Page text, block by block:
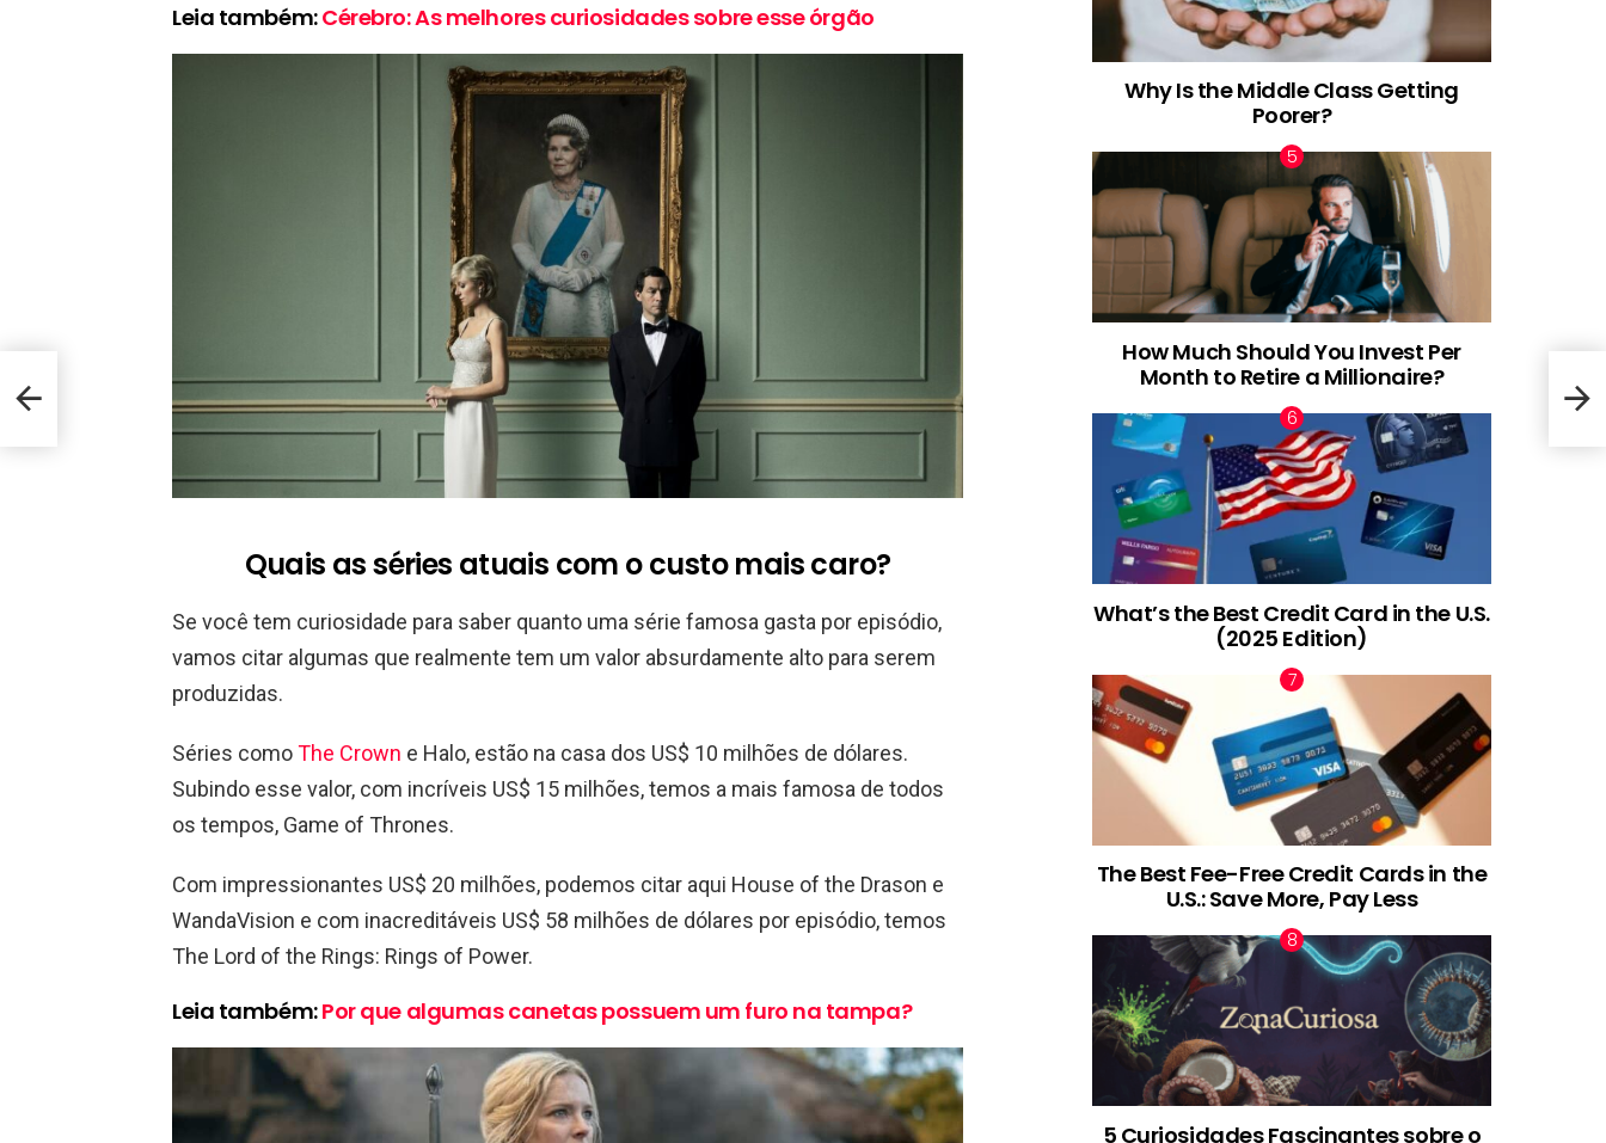
Leia também:Cérebro: As melhores curiosidades sobre esse órgão
Quais as séries atuais com o custo mais caro?
Se você tem curiosidade para saber quanto uma série famosa gasta por episódio,
vamos citar algumas que realmente tem um valor absurdamente alto para serem
produzidas.
Séries comoThe Crown e Halo, estão na casa dos US$ 10 milhões de dólares.
Subindo esse valor, com incríveis US$ 15 milhões, temos a mais famosa de todos
os tempos, Game of Thrones.
Com impressionantes US$ 20 milhões, podemos citar aqui House of the Drason e
WandaVision e com inacreditáveis US$ 58 milhões de dólares por episódio, temos
The Lord of the Rings: Rings of Power.
Leia também:Por que algumas canetas possuem um furo na tampa?
Why Is the Middle Class Getting
Poorer?
How Much Should You Invest Per
Month to Retire a Millionaire?
What’s the Best Credit Card in the U.S.
(2025 Edition)
The Best Fee-Free Credit Cards in the
U.S.: Save More, Pay Less
5 Curiosidades Fascinantes sobre o